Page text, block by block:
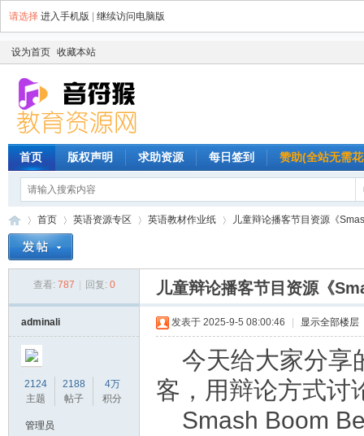
请选择 进入手机版 继续访问电脑版
设为首页 收藏本站
首页 版权声明 求助资源 每日签到 赞助(全站无需
首页
›
英语资源专区 英语教材作业纸
›
儿童辩论播客节目资源《
查看: 787 回复: 0 儿童辩论播客节目资源《
adminali
2124
主题
2188
帖子
4万
积分
管理员
发表于 2025-9-5 08:00:46 显示全部楼层
今天给大家分享
客，用辩论方式讨
Smash Boom